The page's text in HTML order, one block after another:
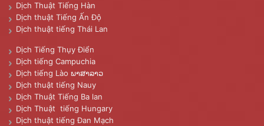
Dịch Thuật Tiếng Hàn
Dịch thuật Tiếng Ấn Độ
Dịch thuật tiếng Thái Lan
Dịch Tiếng Thụy Điển
Dịch tiếng Campuchia
Dịch tiếng Lào ພາສາລາວ
Dịch thuật tiếng Nauy
Dịch Thuật Tiếng Ba lan
Dịch Thuật tiếng Hungary
Dịch thuật tiếng Đan Mạch